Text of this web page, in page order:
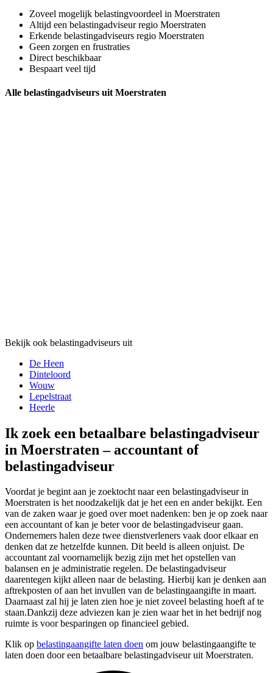
Zoveel mogelijk belastingvoordeel in Moerstraten
Altijd een belastingadviseur regio Moerstraten
Erkende belastingadviseurs regio Moerstraten
Geen zorgen en frustraties
Direct beschikbaar
Bespaart veel tijd
Alle belastingadviseurs uit Moerstraten
Bekijk ook belastingadviseurs uit
De Heen
Dinteloord
Wouw
Lepelstraat
Heerle
Ik zoek een betaalbare belastingadviseur
in Moerstraten – accountant of
belastingadviseur
Voordat je begint aan je zoektocht naar een belastingadviseur in
Moerstraten is het noodzakelijk dat je het een en ander bekijkt. Een
van de zaken waar je goed over moet nadenken: ben je op zoek naar
een accountant of kan je beter voor de belastingadviseur gaan.
Ondernemers halen deze twee dienstverleners vaak door elkaar en
denken dat ze hetzelfde kunnen. Dit beeld is alleen onjuist. De
accountant zal voornamelijk bezig zijn met het opstellen van
balansen en je administratie regelen. De belastingadviseur
daarentegen kijkt alleen naar de belasting. Hierbij kan je denken aan
aftrekposten of aan het invullen van de belastingaangifte in maart.
Daarnaast zal hij je laten zien hoe je niet zoveel belasting hoeft af te
staan.Dankzij deze adviezen kan je zien waar het in het bedrijf nog
ruimte is voor besparingen op financieel gebied.
Klik op belastingaangifte laten doen om jouw belastingaangifte te
laten doen door een betaalbare belastingadviseur uit Moerstraten.